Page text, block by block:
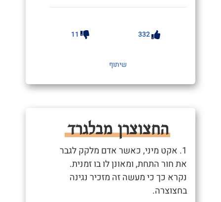
332
11
שיתוף
החצוצרן מבלגרד
1. אקט מיני, כאשר אדם מלקק לגבר
את חור התחת, ומאונן לו בו זמנית.
נקרא כך כי מעשה זה מזכיר נגינה
בחצוצרה.